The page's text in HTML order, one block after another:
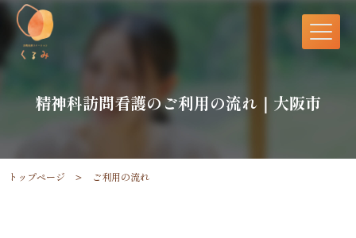
精神科訪問看護のご利用の流れ｜大阪市
トップページ ご利用の流れ